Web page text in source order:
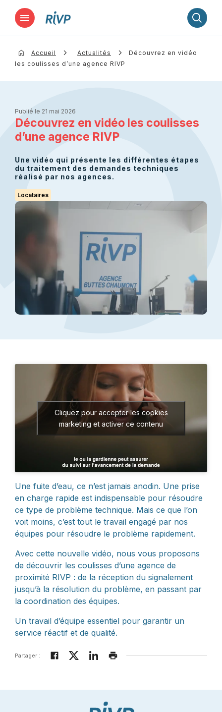
Accueil Actualités
Découvrez en vidéo
les coulisses d’une agence RIVP
Publié le 21 mai 2026
Découvrez en vidéo les coulisses
d’une agence RIVP
Une vidéo qui présente les différentes étapes
du traitement des demandes techniques
réalisé par nos agences.
Locataires
Cliquez pour accepter les cookies
marketing et activer ce contenu
Une fuite d’eau, ce n’est jamais anodin. Une prise
en charge rapide est indispensable pour résoudre
ce type de problème technique. Mais ce que l’on
voit moins, c’est tout le travail engagé par nos
équipes pour résoudre le problème rapidement.
Avec cette nouvelle vidéo, nous vous proposons
de découvrir les coulisses d’une agence de
proximité RIVP : de la réception du signalement
jusqu’à la résolution du problème, en passant par
la coordination des équipes.
Un travail d’équipe essentiel pour garantir un
service réactif et de qualité.
Partager :